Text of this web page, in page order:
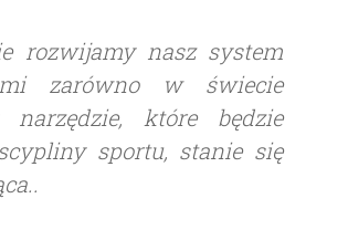
rozwijamy nasz system
zarówno w świecie
które będzie
sportu, stanie się